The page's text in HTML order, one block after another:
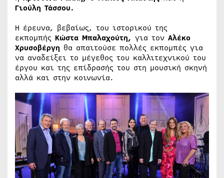
Γιούλη Τάσσου.
Η έρευνα, βεβαίως, του ιστορικού της
εκπομπής Κώστα Μπαλαχούτη, για τον Αλέκο
Χρυσοβέργη θα απαιτούσε πολλές εκπομπές για
να αναδείξει το μέγεθος του καλλιτεχνικού του
έργου και της επίδρασής του στη μουσική σκηνή
αλλά και στην κοινωνία.